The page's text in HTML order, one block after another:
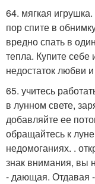
64. мягкая
пор спите в
вредно спать в
тепла. Купите себе
недостаток любви
65. учитесь
в лунном свете,
добавляйте ее
обращайтесь к
недомоганиях. .
знак внимания, вы
- дающая. Отдавая